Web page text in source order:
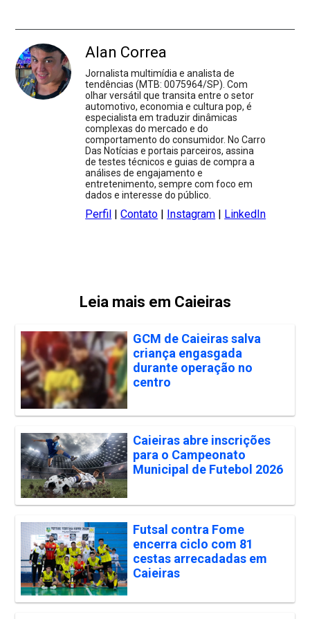
Alan Correa
Jornalista multimídia e analista de
tendências (MTB: 0075964/SP). Com
olhar versátil que transita entre o setor
automotivo, economia e cultura pop, é
especialista em traduzir dinâmicas
complexas do mercado e do
comportamento do consumidor. No Carro
Das Notícias e portais parceiros, assina
de testes técnicos e guias de compra a
análises de engajamento e
entretenimento, sempre com foco em
dados e interesse do público.
Perfil |Contato Instagram LinkedIn
Leia mais em Caieiras
GCM de Caieiras salva
criança engasgada
durante operação no
centro
Caieiras abre inscrições
para o Campeonato
Municipal de Futebol 2026
Futsal contra Fome
encerra ciclo com 81
cestas arrecadadas em
Caieiras